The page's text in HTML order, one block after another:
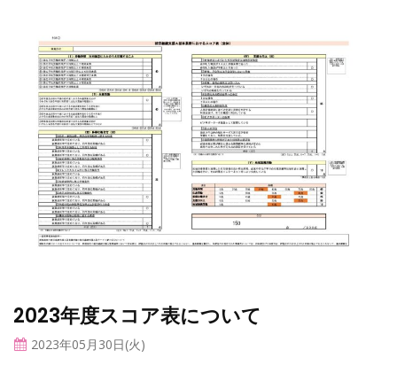
2023年度スコア表について
2023年05月30日(火)